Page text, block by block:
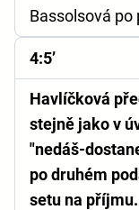
Bassolsová
4:5’
Havlíčková
stejně jako v
"nedáš-
po druhém
setu na příjmu.